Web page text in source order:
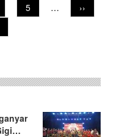
Page
5 …
Next
page
››